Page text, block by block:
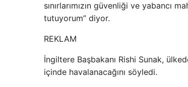
sınırlarımızın güvenliği ve
tutuyorum” diyor.
REKLAM
İngiltere Başbakanı Rishi Sunak,
içinde havalanacağını söyledi.